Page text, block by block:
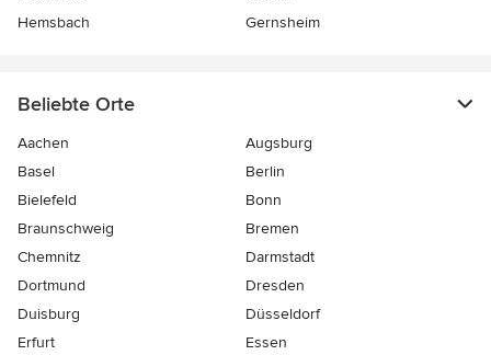
Hemsbach
Gernsheim
Beliebte Orte
Aachen
Augsburg
Basel
Berlin
Bielefeld
Bonn
Braunschweig
Bremen
Chemnitz
Darmstadt
Dortmund
Dresden
Duisburg
Düsseldorf
Erfurt
Essen